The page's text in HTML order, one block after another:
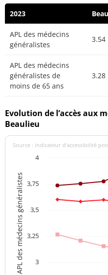
2023
APL des médecins
généralistes
3.54
APL des médecins
généralistes de
moins de 65 ans
3.28
Evolution de l’accès aux
Beaulieu
APL des médecins généralistes
Source : indicateur d’accessibilité
3
3,25
3,5
3,75
4